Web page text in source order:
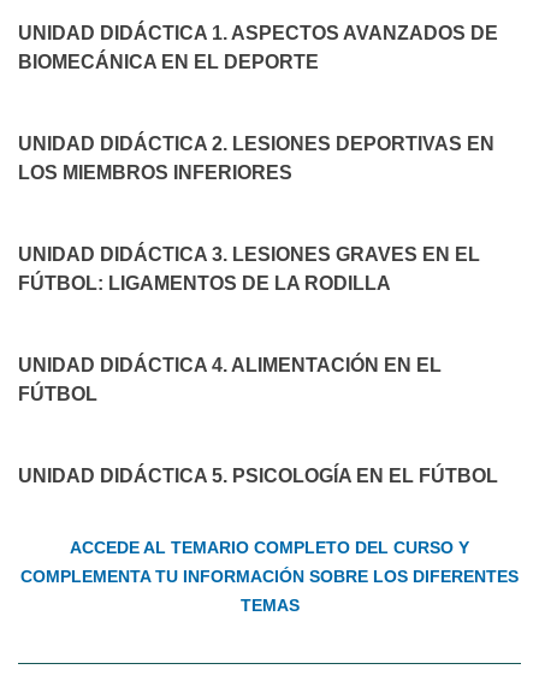
UNIDAD DIDÁCTICA 1. ASPECTOS AVANZADOS DE
BIOMECÁNICA EN EL DEPORTE
UNIDAD DIDÁCTICA 2. LESIONES DEPORTIVAS EN
LOS MIEMBROS INFERIORES
UNIDAD DIDÁCTICA 3. LESIONES GRAVES EN EL
FÚTBOL: LIGAMENTOS DE LA RODILLA
UNIDAD DIDÁCTICA 4. ALIMENTACIÓN EN EL
FÚTBOL
UNIDAD DIDÁCTICA 5. PSICOLOGÍA EN EL FÚTBOL
ACCEDE AL TEMARIO COMPLETO DEL CURSO Y
COMPLEMENTA TU INFORMACIÓN SOBRE LOS DIFERENTES
TEMAS